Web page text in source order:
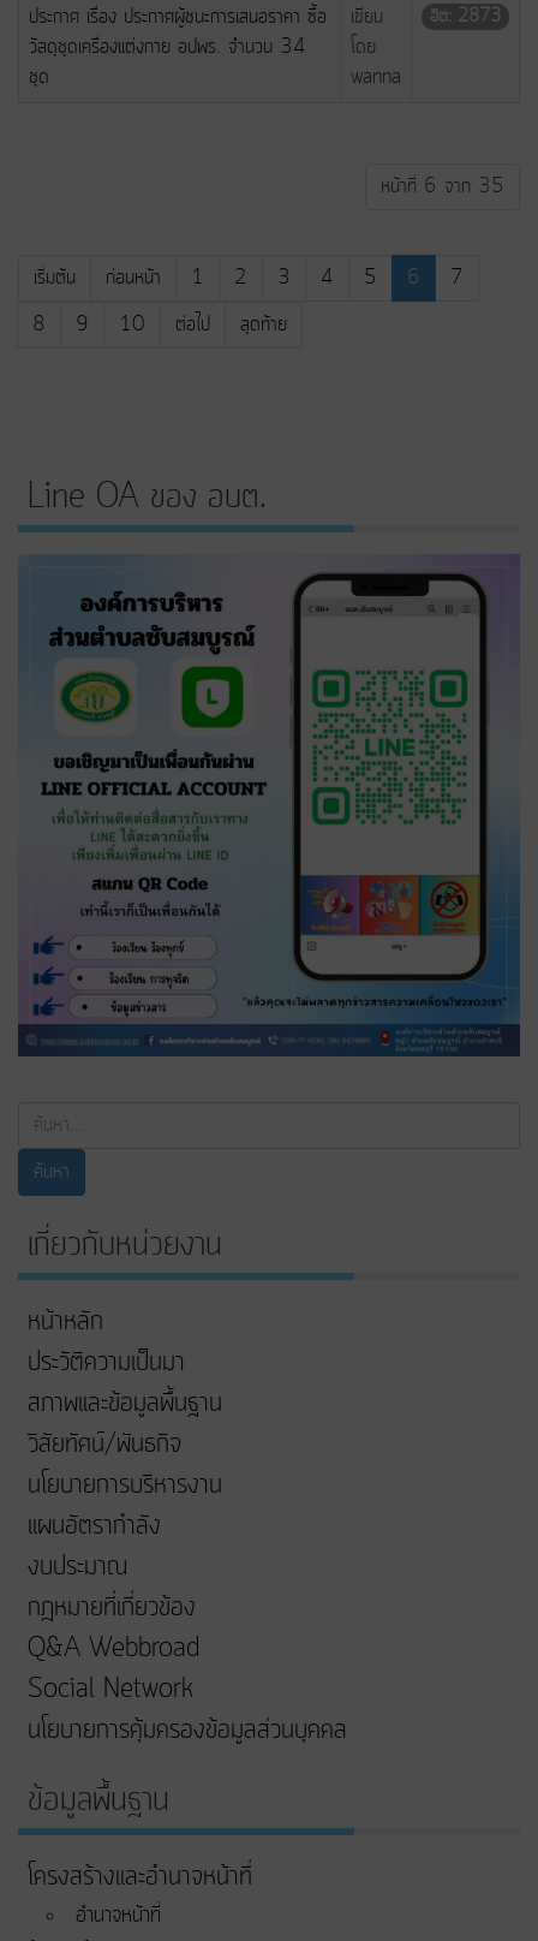
ประกาศ เรื่อง ประกาศผู้ชนะการเสนอราคา ซื้อ
วัสดุชุดเครื่องแต่งกาย อปพร. จำนวน 34
ชุด
เขียน
โดย
wanna
ฮิต: 2873
หน้าที่ 6 จาก 35
เริ่มต้น ก่อนหน้า 1 2 3 4 5 6
7
8
9 10 ต่อไป สุดท้าย
Line OA ของ อบต.
ค้นหา...
ค้นหา
เกี่ยวกับหน่วยงาน
หน้าหลัก
ประวัติความเป็นมา
สภาพและข้อมูลพื้นฐาน
วิสัยทัศน์/พันธกิจ
นโยบายการบริหารงาน
แผนอัตรากำลัง
งบประมาณ
กฎหมายที่เกี่ยวข้อง
Q&A Webbroad
Social Network
นโยบายการคุ้มครองข้อมูลส่วนบุคคล
ข้อมูลพื้นฐาน
โครงสร้างและอำนาจหน้าที่
อำนาจหน้าที่